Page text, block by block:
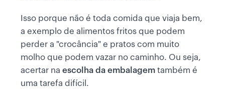
Isso porque não é toda comida que viaja bem,
a exemplo de alimentos fritos que podem
perder a "crocância" e pratos com muito
molho que podem vazar no caminho. Ou seja,
acertar na escolha da embalagem também é
uma tarefa difícil.